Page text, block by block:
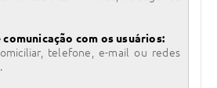
comunicação com os usuários:
telefone, e-mail ou redes